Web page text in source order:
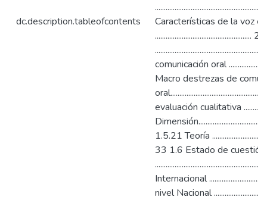
dc.description.tableofcontents
Características de la voz
comunicación oral
Macro destrezas de
evaluación cualitativa
1.5.21 Teoría
33 1.6 Estado de cuestión
Internacional
nivel Nacional